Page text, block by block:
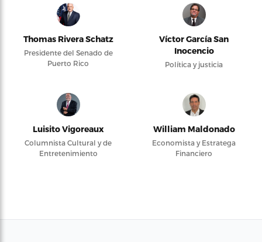
Thomas Rivera Schatz
Presidente del Senado de
Puerto Rico
Víctor García San
Inocencio
Política y justicia
Luisito Vigoreaux
Columnista Cultural y de
Entretenimiento
William Maldonado
Economista y Estratega
Financiero